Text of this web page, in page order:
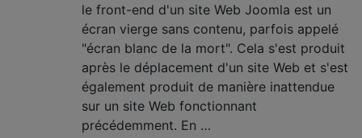
le front-end d'un site Web Joomla est un
écran vierge sans contenu, parfois appelé
"écran blanc de la mort". Cela s'est produit
après le déplacement d'un site Web et s'est
également produit de manière inattendue
sur un site Web fonctionnant
précédemment. En …